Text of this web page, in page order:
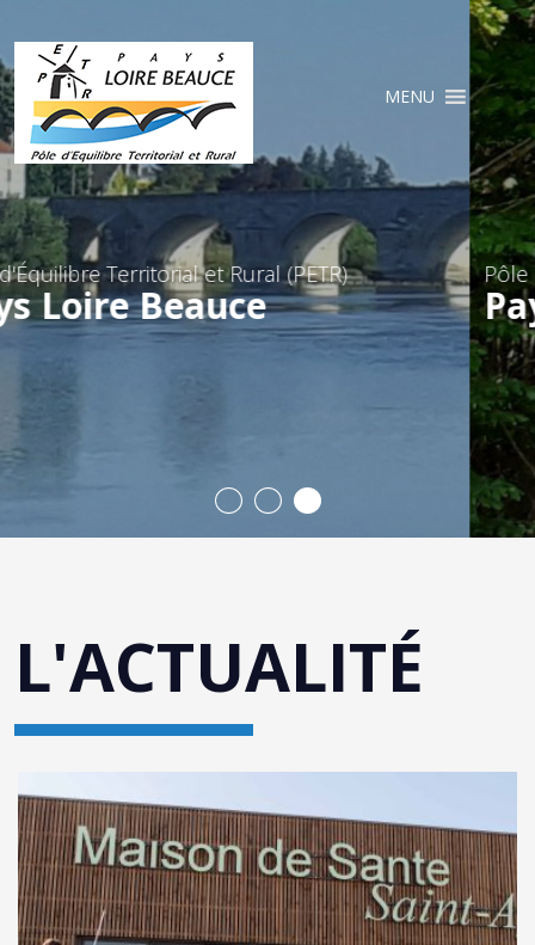
MENU
Pôle d'Équilibre Territorial et Rural
Pays Loire Beauce
L'ACTUALITÉ